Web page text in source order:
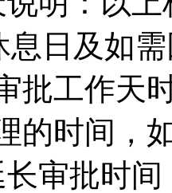
息日及如
批工作天
的时间，
审批时